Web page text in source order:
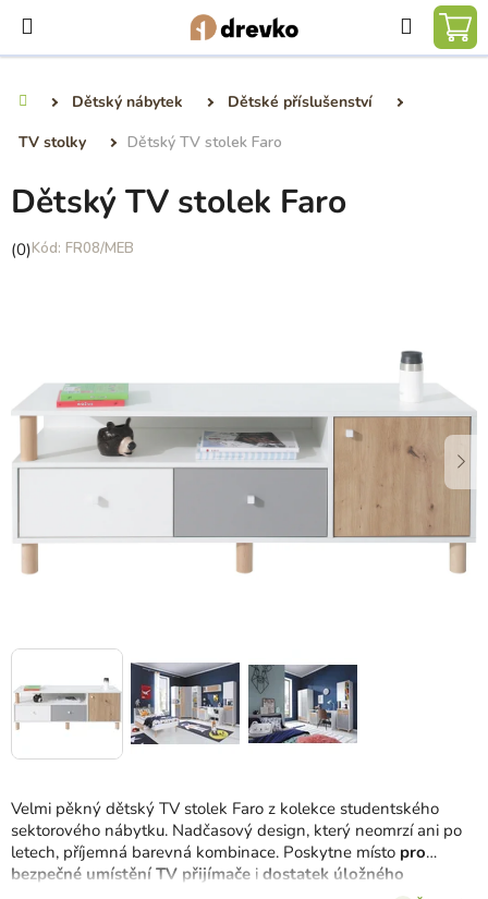
obsah
Hledat
Dětský nábytek
Dětské příslušenství
TV stolky
Dětský TV stolek Faro
Velmi pěkný dětský TV stolek Faro z kolekce studentského
sektorového nábytku. Nadčasový design, který neomrzí ani po
letech, příjemná barevná kombinace. Poskytne místo pro
bezpečné umístění TV přijímače i dostatek úložného
Dětský TV stolek Faro
Průměrné
hvězdiček.
(0) FR08/MEB